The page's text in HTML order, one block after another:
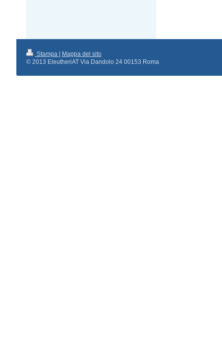
Stampa
Mappa del sito
© 2013 EleutheriAT Via Dandolo 24 00153 Roma